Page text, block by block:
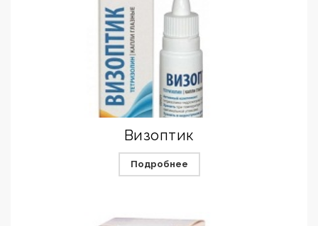
Визоптик
Подробнее